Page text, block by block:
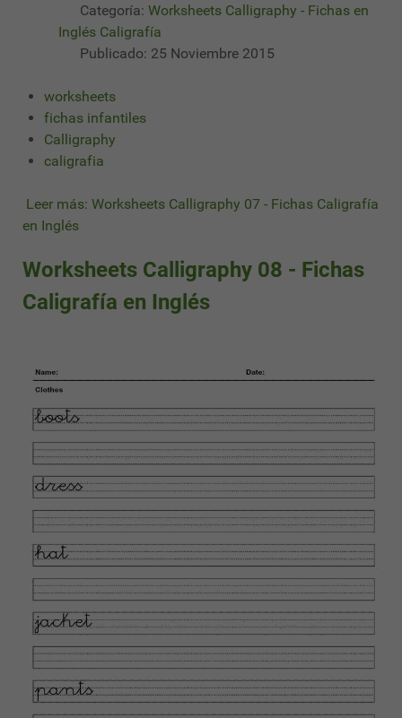
Categoría: Worksheets Calligraphy - Fichas en
Inglés Caligrafía
Publicado: 25 Noviembre 2015
worksheets
fichas infantiles
Calligraphy
caligrafia
Leer más: Worksheets Calligraphy 07 - Fichas Caligrafía
en Inglés
Worksheets Calligraphy 08 - Fichas
Caligrafía en Inglés